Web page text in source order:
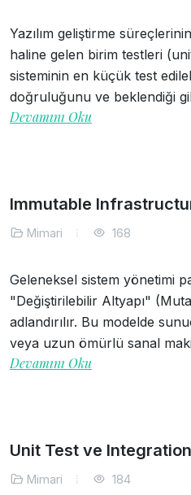
Yazılım geliştirme
haline gelen birim testleri
sisteminin en küçük test
doğruluğunu ve beklendiği
Devamını Oku
Immutable
Mimari 168
Geleneksel sistem yönetimi
"Değiştirilebilir Altyapı"
adlandırılır. Bu modelde
veya uzun ömürlü sanal
Devamını Oku
Unit Test ve
Mimari 184